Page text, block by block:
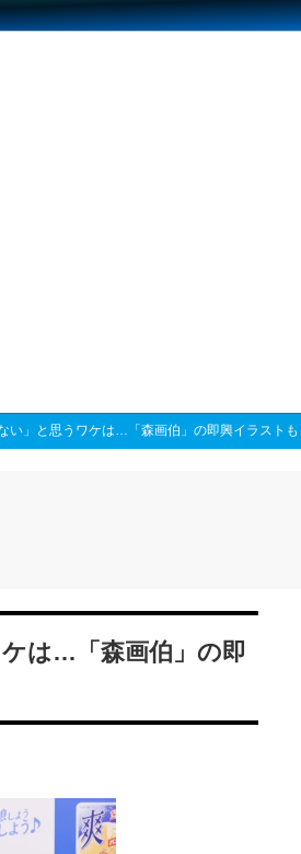
い」と思うワケは…「森画伯」の即興イラストも
は…「森画伯」の即